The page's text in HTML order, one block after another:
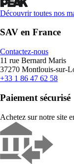
Découvrir toutes nos
SAV en France
Contactez-nous
11 rue Bernard Maris
37270 Montlouis-sur-
+33 1 86 47 62 58
Paiement sécurisé
Achetez sur notre site